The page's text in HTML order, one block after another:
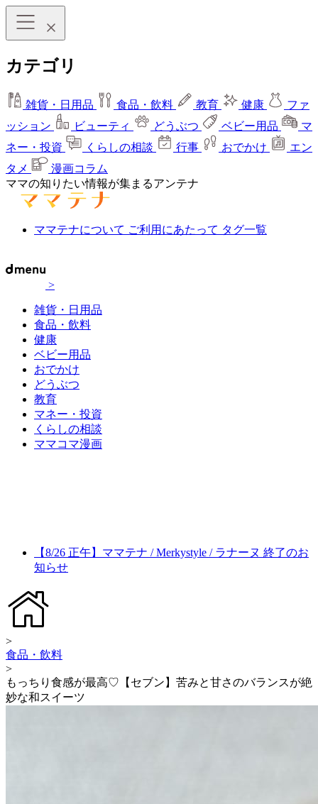
カテゴリ
雑貨・日用品 食品・飲料 教育 健康
ファ
ッション
ビューティ どうぶつ ベビー用品
マ
ネー・投資
くらしの相談 行事 おでかけ
エン
タメ
漫画コラム
ママの知りたい情報が集まるアンテナ
ママテナについて ご利用にあたって タグ一覧
>
雑貨・日用品
食品・飲料
健康
ベビー用品
おでかけ
どうぶつ
教育
マネー・投資
くらしの相談
ママコマ漫画
【8/26 正午】ママテナ / Merkystyle / ラナーヌ 終了のお
知らせ
>
食品・飲料
>
もっちり食感が最高♡【セブン】苦みと甘さのバランスが絶
妙な和スイーツ